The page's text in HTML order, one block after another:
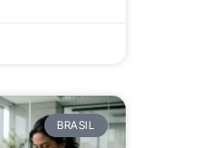
BRASIL